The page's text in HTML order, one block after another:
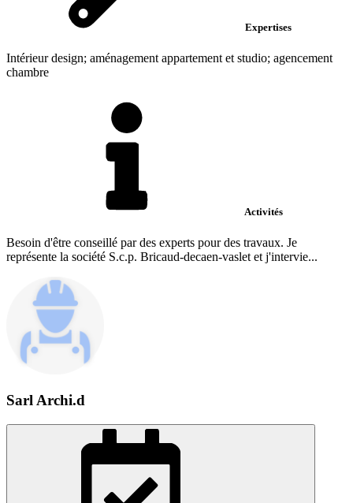
Expertises
Intérieur design; aménagement appartement et studio; agencement
chambre
Activités
Besoin d'être conseillé par des experts pour des travaux. Je
représente la société S.c.p. Bricaud-decaen-vaslet et j'intervie...
Sarl Archi.d